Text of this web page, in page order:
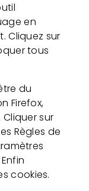
en
Cliquez sur
tous
du
Firefox,
sur
Règles de
cookies.